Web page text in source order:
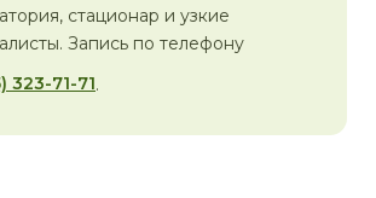
стационар и узкие
Запись по телефону
323-71-71.